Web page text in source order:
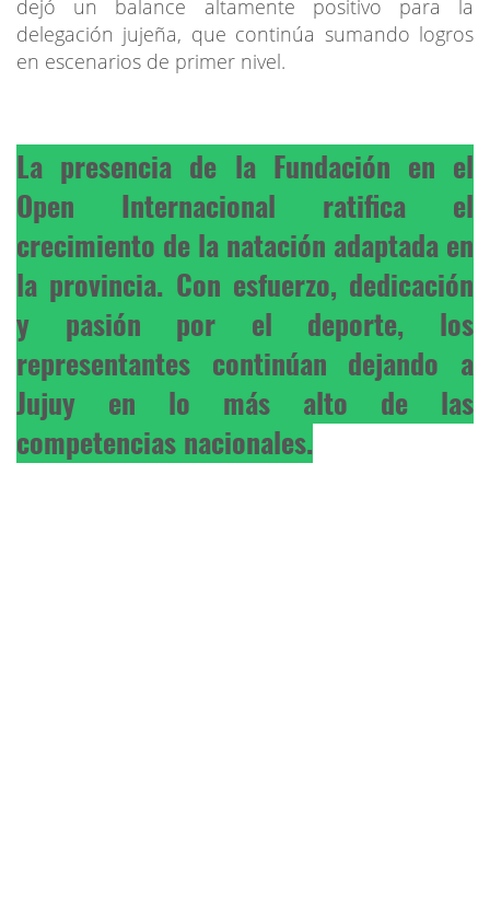
dejó un balance altamente positivo para la
delegación jujeña, que continúa sumando logros
en escenarios de primer nivel.
La presencia de la Fundación en el
Open Internacional ratifica el
crecimiento de la natación adaptada en
la provincia. Con esfuerzo, dedicación
y pasión por el deporte, los
representantes continúan dejando a
Jujuy en lo más alto de las
competencias nacionales.